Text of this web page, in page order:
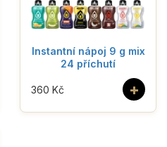
Instantní nápoj 9 g mix
24 příchutí
+
360 Kč